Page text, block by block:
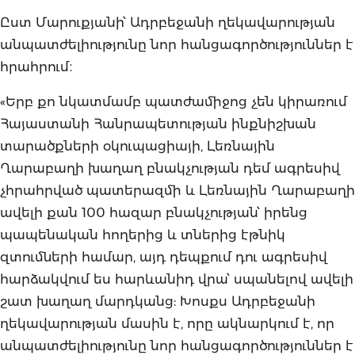
Ըստ Մարուքյանի՝ Ադրբեջանի ղեկավարության
անպատժելիությունը նոր հանցագործություններ է
հրահրում։
«Երբ քո նկատմամբ պատժամիջոց չեն կիրառում
Հայաստանի Հանրապետության ինքնիշխան
տարածքների օկուպացիայի, Լեռնային
Ղարաբաղի խաղաղ բնակչության դեմ ագրեսիվ
չհրահրված պատերազմի և Լեռնային Ղարաբաղի
ավելի քան 100 հազար բնակչության՝ իրենց
պապենական հողերից և տներից էթնիկ
զտումների համար, այդ դեպքում դու ագրեսիվ
հարձակվում ես հարևանիդ վրա՝ սպանելով ավելի
շատ խաղաղ մարդկանց: Խոսքս Ադրբեջանի
ղեկավարության մասին է, որը ակնարկում է, որ
անպատժելիությունը նոր հանցագործություններ է